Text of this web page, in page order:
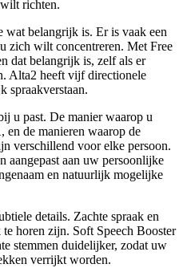
richten.
wat belangrijk is. Er is vaak een
zich wilt concentreren. Met Free
dat belangrijk is, zelf als er
Alta2 heeft vijf directionele
spraakverstaan.
u past. De manier waarop u
de manieren waarop de
verschillend voor elke persoon.
aan uw persoonlijke
en natuurlijk mogelijke
details. Zachte spraak en
horen zijn. Soft Speech Booster
stemmen duidelijker, zodat uw
verrijkt worden.